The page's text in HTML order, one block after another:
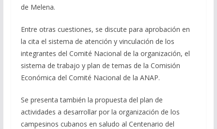
de Melena.
Entre otras cuestiones, se discute para aprobación en
la cita el sistema de atención y vinculación de los
integrantes del Comité Nacional de la organización, el
sistema de trabajo y plan de temas de la Comisión
Económica del Comité Nacional de la ANAP.
Se presenta también la propuesta del plan de
actividades a desarrollar por la organización de los
campesinos cubanos en saludo al Centenario del